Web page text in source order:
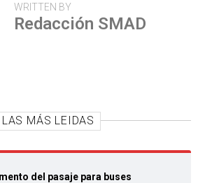
WRITTEN BY
Redacción SMAD
LAS MÁS LEIDAS
del pasaje para buses